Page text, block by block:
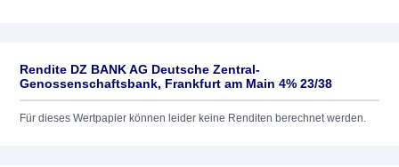
Rendite DZ BANK AG Deutsche Zentral-
Genossenschaftsbank, Frankfurt am Main 4% 23/38
Für dieses Wertpapier können leider keine Renditen berechnet werden.